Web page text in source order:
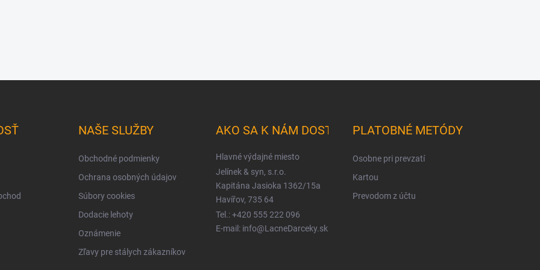
NAŠE SLUŽBY
Obchodné podmienky
Ochrana osobných údajov
Súbory cookies
Dodacie lehoty
Oznámenie
Zľavy pre stálych zákazníkov
AKO SA K NÁM DOSTANETE
Hlavné výdajné miesto
Jelínek & syn, s.r.o.
Kapitána Jasioka 1362/15a
Havířov, 735 64
Tel.: +420 555 222 096
E-mail: info@LacneDarceky.sk
PLATOBNÉ METÓDY
Osobne pri prevzatí
Kartou
Prevodom z účtu